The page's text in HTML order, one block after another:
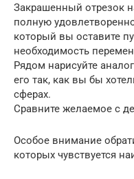
Закрашенный отрезок
полную
который вы оставите
необходимость
Рядом нарисуйте
его так, как вы бы
сферах.
Сравните желаемое с
Особое внимание
которых чувствуется